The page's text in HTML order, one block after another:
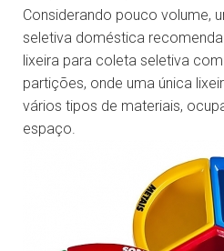
Considerando pouco volume,
seletiva doméstica
lixeira para coleta seletiva
partições, onde uma única
vários tipos de materiais,
espaço.